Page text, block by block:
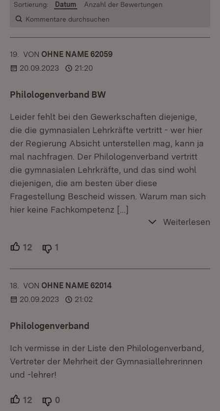
Kommentare durchsuchen
Sortierung: Datum Anzahl der Bewertungen
19. KOMMENTAR
VON :OHNE NAME 62059
20.09.2023
21:20
Philologenverband BW
Leider fehlt bei den Gewerkschaften diejenige,
die die gymnasialen Lehrkräfte vertritt - wer hier
der Regierung Absicht unterstellen mag, kann ja
mal nachfragen. Der Philologenverband vertritt
die gymnasialen Lehrkräfte, und das sind wohl
diejenigen, die am besten über diese
Fragestellung Bescheid wissen. Warum man sich
hier keine Fachkompetenz […]
Weiterlesen
12 Unterstützer.
1
18. KOMMENTAR
VON :OHNE NAME 62014
20.09.2023
21:02
Philologenverband
Ich vermisse in der Liste den Philologenverband,
Vertreter der Mehrheit der Gymnasiallehrerinnen
und -lehrer!
12 Unterstützer.
0